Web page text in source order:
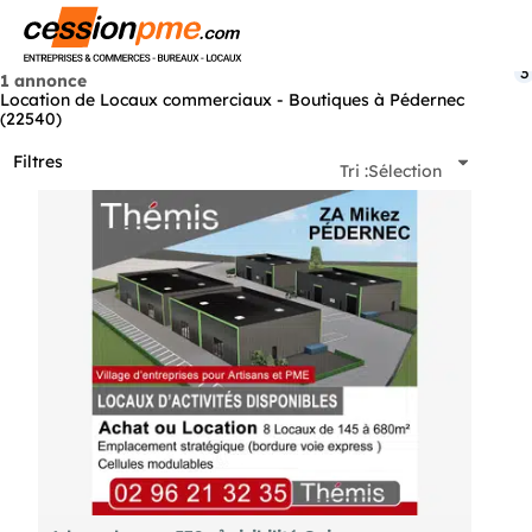
1 annonce
Location de Locaux commerciaux - Boutiques à Pédernec
(22540)
Filtres
3
Tri :Sélection